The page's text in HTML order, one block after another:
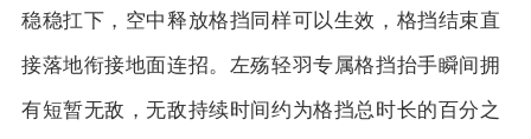
稳稳扛下，空中释放格挡同样可以生效，格挡结束直
接落地衔接地面连招。左殇轻羽专属格挡抬手瞬间拥
有短暂无敌，无敌持续时间约为格挡总时长的百分之